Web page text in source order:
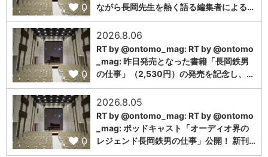
0
ながら長岡先生を熱く語る編集者による…
0
2026.8.06
RT by @ontomo_mag: RT by @ontomo
_mag: 昨日発売となった書籍「長岡鉄男
の仕事」（2,530円）の発売を記念し、…
0
2026.8.05
RT by @ontomo_mag: RT by @ontomo
_mag: ポッドキャスト「オーディオ界の
レジェンド長岡鉄男の仕事」公開！ 新刊…